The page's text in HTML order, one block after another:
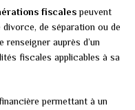
fiscalespeuvent
de séparation ou de
auprès d’un
fiscales applicables à sa
permettant à un